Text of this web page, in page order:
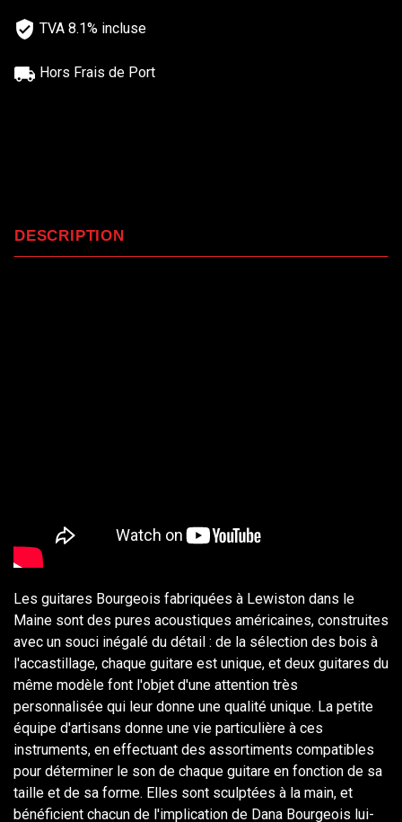
TVA 8.1% incluse
Hors Frais de Port
DESCRIPTION
Les guitares Bourgeois fabriquées à Lewiston dans le
Maine sont des pures acoustiques américaines, construites
avec un souci inégalé du détail : de la sélection des bois à
l'accastillage, chaque guitare est unique, et deux guitares du
même modèle font l'objet d'une attention très
personnalisée qui leur donne une qualité unique. La petite
équipe d'artisans donne une vie particulière à ces
instruments, en effectuant des assortiments compatibles
pour déterminer le son de chaque guitare en fonction de sa
taille et de sa forme. Elles sont sculptées à la main, et
bénéficient chacun de l'implication de Dana Bourgeois lui-